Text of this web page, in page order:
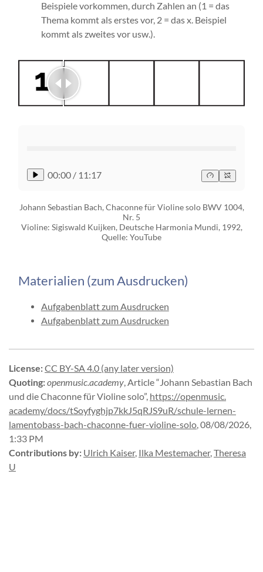
Beispiele vorkommen, durch Zahlen an (1 = das
Thema kommt als erstes vor, 2 = das x. Beispiel
kommt als zweites vor usw.).
00:00 / 11:17
Johann Sebastian Bach, Chaconne für Violine solo BWV 1004,
Nr. 5
Violine: Sigiswald Kuijken, Deutsche Harmonia Mundi, 1992,
Quelle: YouTube
Materialien (zum Ausdrucken)
Aufgabenblatt zum Ausdrucken
Aufgabenblatt zum Ausdrucken
License:CC BY-SA 4.0 (any later version)
Quoting:openmusic.academy,Article “Johann Sebastian Bach
und die Chaconne für Violine solo”, https://openmusic.
academy/docs/tSoyfyghjp7kkJ5qRJS9uR/schule-lernen-
lamentobass-bach-chaconne-fuer-violine-solo,08/08/2026,
1:33 PM
Contributions by: Ulrich Kaiser, Ilka Mestemacher,Theresa
U